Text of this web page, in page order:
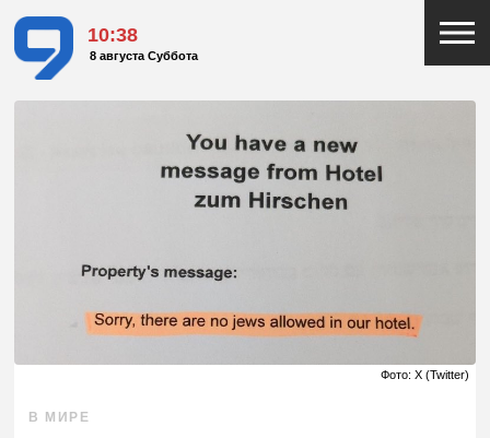
10:38
8 августа Суббота
Фото: X (Twitter)
В МИРЕ